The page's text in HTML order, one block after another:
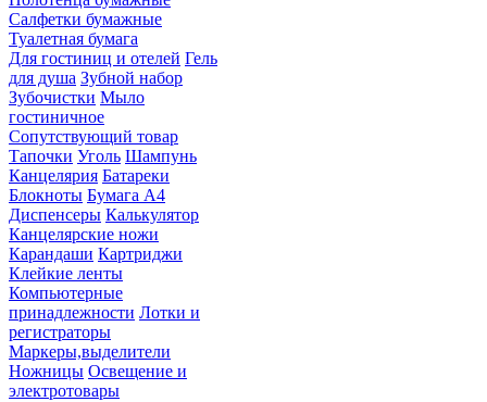
Салфетки бумажные
Туалетная бумага
Для гостиниц и отелей Гель
для душа Зубной набор
Зубочистки Мыло
гостиничное
Сопутствующий товар
Тапочки Уголь Шампунь
Канцелярия Батареки
Блокноты Бумага А4
Диспенсеры Калькулятор
Канцелярские ножи
Карандаши Картриджи
Клейкие ленты
Компьютерные
принадлежности Лотки и
регистраторы
Маркеры,выделители
Ножницы Освещение и
электротовары